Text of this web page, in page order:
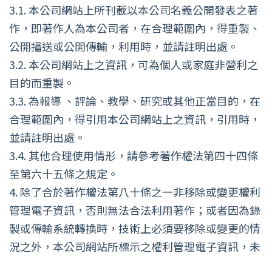
3.1.本公司網站上所刊載以本公司名義公開發表之著
作，即著作人為本公司者，在合理範圍內，得重製、
公開播送或公開傳輸，利用時，並請註明出處。
3.2.本公司網站上之資訊，可為個人或家庭非營利之
目的而重製。
3.3.為報導 、評論、教學、研究或其他正當目的，在
合理範圍內，得引用本公司網站上之資訊，引用時，
並請註明出處。
3.4.其他合理使用情形，請參考著作權法第四十四條
至第六十五條之規定。
4.除了合於著作權法第八十條之一非移除或變更權利
管理電子資訊，否則無法合法利用著作；或者因為錄
製或傳輸系統轉換時，技術上必須要移除或變更的情
況之外，本公司網站所標示之權利管理電子資訊，未